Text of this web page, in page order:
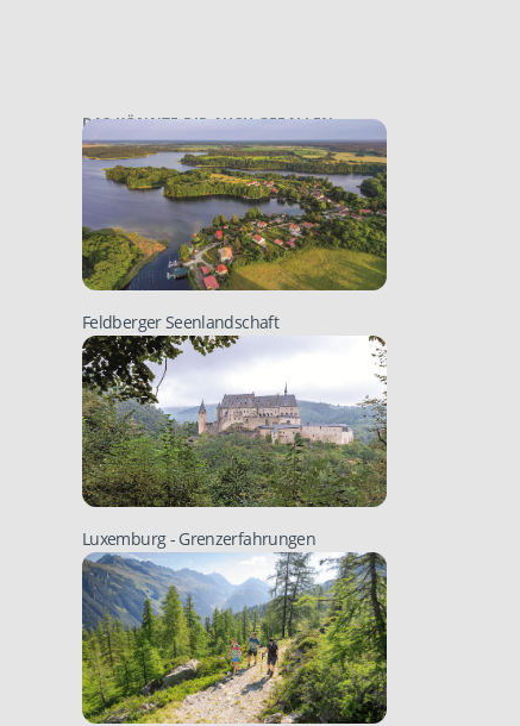
DAS KÖNNTE DIR AUCH GEFALLEN:
Feldberger Seenlandschaft
Luxemburg- Grenzerfahrungen